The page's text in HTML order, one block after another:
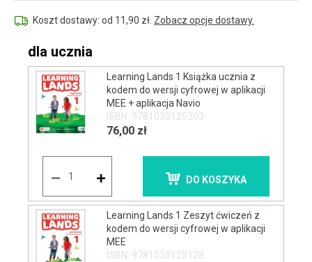
Koszt dostawy: od 11,90 zł. Zobacz opcje dostawy.
dla ucznia
Learning Lands 1 Książka ucznia z
kodem do wersji cyfrowej w aplikacji
MEE + aplikacja Navio
ISBN: 9781035125203
76,00 zł
DO KOSZYKA
Learning Lands 1 Zeszyt ćwiczeń z
kodem do wersji cyfrowej w aplikacji
MEE
ISBN: 9781035125128